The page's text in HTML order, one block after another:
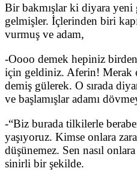
Bir bakmışlar ki diyara yeni
gelmişler. İçlerinden biri
vurmuş ve adam,
-Oooo demek hepiniz
için geldiniz. Aferin! Merak
demiş gülerek. O sırada
ve başlamışlar adamı
-“Biz burada tilkilerle
yaşıyoruz. Kimse onlara
düşünemez. Sen nasıl
sinirli bir şekilde.